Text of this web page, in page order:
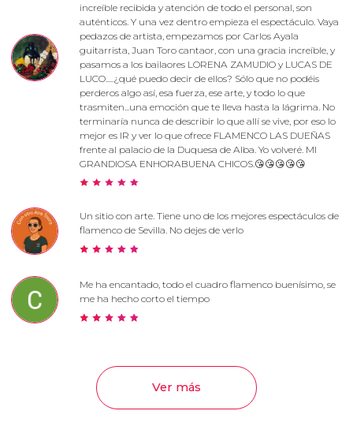
increíble recibida y atención de todo el personal, son
auténticos. Y una vez dentro empieza el espectáculo. Vaya
pedazos de artista, empezamos por Carlos Ayala
guitarrista, Juan Toro cantaor, con una gracia increíble, y
pasamos a los bailaores LORENA ZAMUDIO y LUCAS DE
LUCO.....¿qué puedo decir de ellos? Sólo que no podéis
perderos algo así, esa fuerza, ese arte, y todo lo que
trasmiten...una emoción que te lleva hasta la lágrima. No
terminaría nunca de describir lo que allí se vive, por eso lo
mejor es IR y ver lo que ofrece FLAMENCO LAS DUEÑAS
frente al palacio de la Duquesa de Alba. Yo volveré. MI
GRANDIOSA ENHORABUENA CHICOS.😘😘😘😘😘
Un sitio con arte. Tiene uno de los mejores espectáculos de
flamenco de Sevilla. No dejes de verlo
Me ha encantado, todo el cuadro flamenco buenísimo, se
me ha hecho corto el tiempo
Ver más